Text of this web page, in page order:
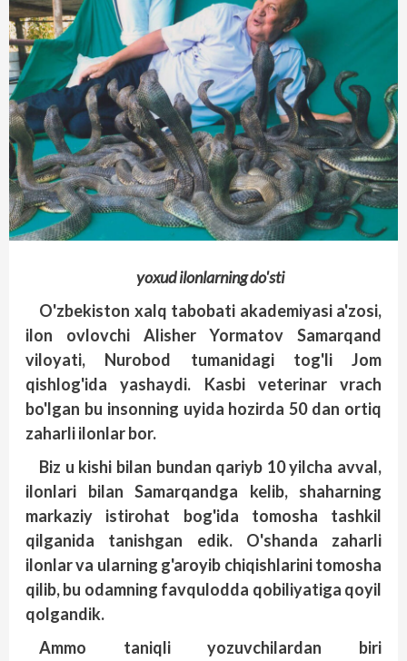
yoxud ilonlarningdo'sti
O'zbekiston xalq tabobati akademiyasi a'zosi,
ilon ovlovchi Alisher Yormatov Samarqand
viloyati, Nurobod tumanidagi tog'li Jom
qishlog'ida yashaydi. Kasbi veterinar vrach
bo'lgan bu insonning uyida hozirda 50 dan ortiq
zaharli ilonlar bor.
Biz u kishi bilan bundan qariyb 10 yilcha avval,
ilonlari bilan Samarqandga kelib, shaharning
markaziy istirohat bog'ida tomosha tashkil
qilganida tanishgan edik. O'shanda zaharli
ilonlar va ularning g'aroyib chiqishlarini tomosha
qilib, bu odamning favqulodda qobiliyatiga qoyil
qolgandik.
Ammo taniqli yozuvchilardan biri